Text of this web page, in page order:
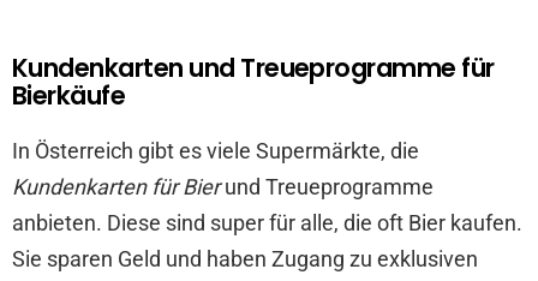
Kundenkarten und Treueprogramme für
Bierkäufe
In Österreich gibt es viele Supermärkte, die
Kundenkarten für Bierund Treueprogramme
anbieten. Diese sind super für alle, die oft Bier kaufen.
Sie sparen Geld und haben Zugang zu exklusiven